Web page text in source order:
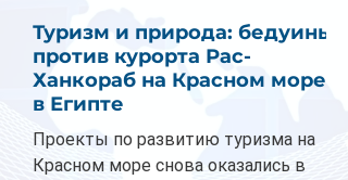
Туризм и природа: бедуины
против курорта Рас-
Ханкораб на Красном море
в Египте
Проекты по развитию туризма на
Красном море снова оказались в